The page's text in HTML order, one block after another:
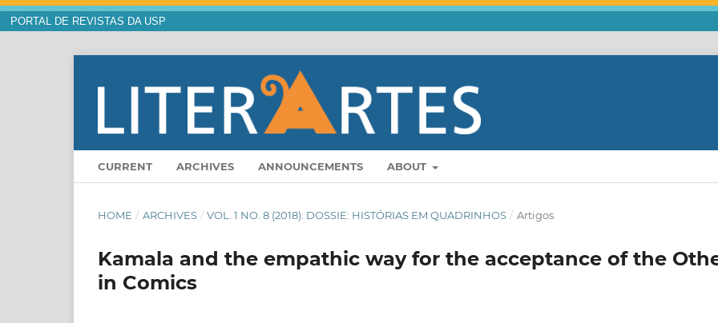
PORTAL DE REVISTAS DA USP
CURRENT ARCHIVES ANNOUNCEMENTS ABOUT
HOME / ARCHIVES / VOL. 1 NO. 8 (2018): DOSSIE: HISTÓRIAS EM QUADRINHOS / Artigos
Kamala and the empathic way for the acceptance of the
in Comics